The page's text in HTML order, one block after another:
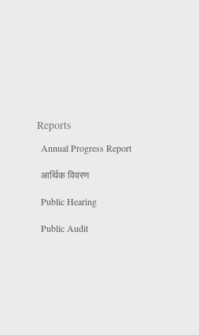
Reports
Annual Progress Report
आर्थिक विवरण
Public Hearing
Public Audit